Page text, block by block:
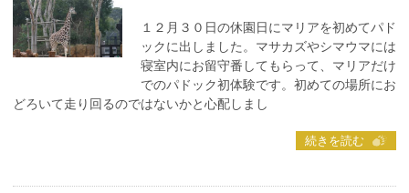
１２月３０日の休園日にマリアを初めてパド
ックに出しました。マサカズやシマウマには
寝室内にお留守番してもらって、マリアだけ
でのパドック初体験です。初めての場所にお
どろいて走り回るのではないかと心配しまし
続きを読む